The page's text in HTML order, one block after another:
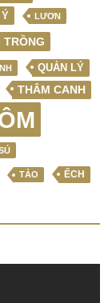
LƯƠN
TRỒNG
QUẢN LÝ
THÂM CANH
TẢO ẾCH